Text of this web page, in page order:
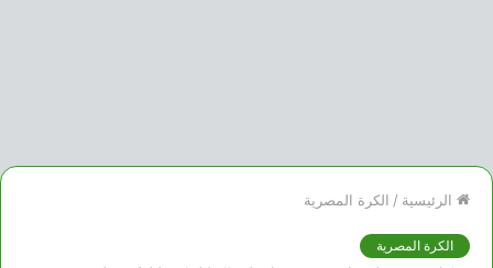
الرئيسية / الكرة المصرية
الكرة المصرية